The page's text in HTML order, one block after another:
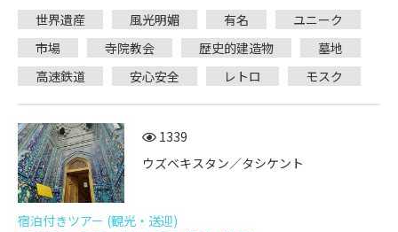
世界遺産
風光明媚 有名
ユニーク
市場
寺院教会 歴史的建造物
墓地
高速鉄道
安心安全 レトロ モスク
1339
ウズベキスタン／タシケント
宿泊付きツアー (観光・送迎)